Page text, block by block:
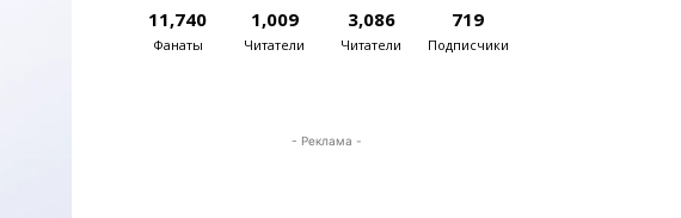
11,740
Фанаты
1,009
Читатели
3,086
Читатели
719
Подписчики
- Реклама -